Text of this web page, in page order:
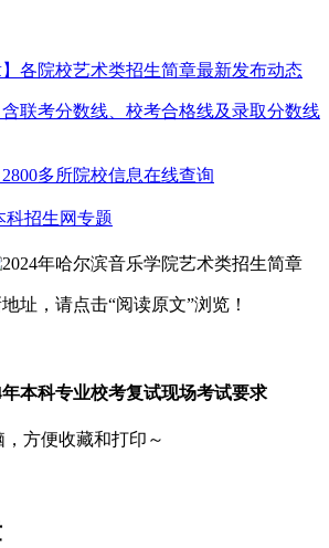
各院校艺术类招生简章最新发布动态
联考分数线、校考合格线及录取分数线
多所院校信息在线查询
招生网专题
址，请点击“阅读原文”浏览！
本科专业校考复试现场考试要求
方便收藏和打印～